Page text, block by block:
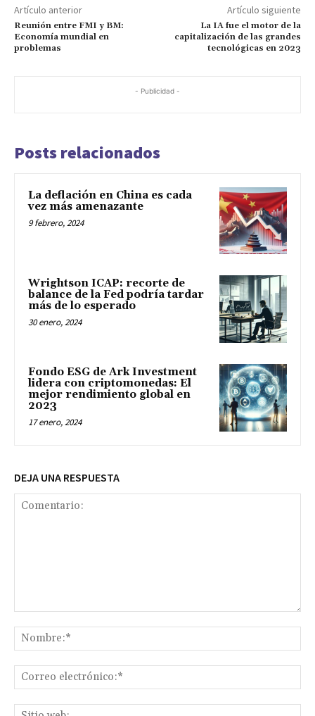
Artículo anterior
Reunión entre FMI y BM:
Economía mundial en
problemas
Artículo siguiente
La IA fue el motor de la
capitalización de las grandes
tecnológicas en 2023
- Publicidad -
Posts relacionados
La deflación en China es cada
vez más amenazante
9 febrero, 2024
Wrightson ICAP: recorte de
balance de la Fed podría tardar
más de lo esperado
30 enero, 2024
Fondo ESG de Ark Investment
lidera con criptomonedas: El
mejor rendimiento global en
2023
17 enero, 2024
DEJA UNA RESPUESTA